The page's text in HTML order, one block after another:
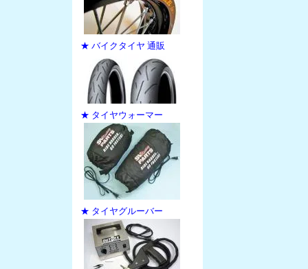
★ バイクタイヤ 通販
★ タイヤウォーマー
★ タイヤグルーバー